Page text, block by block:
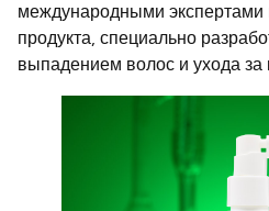
международными экспертами
продукта, специально
выпадением волос и ухода за